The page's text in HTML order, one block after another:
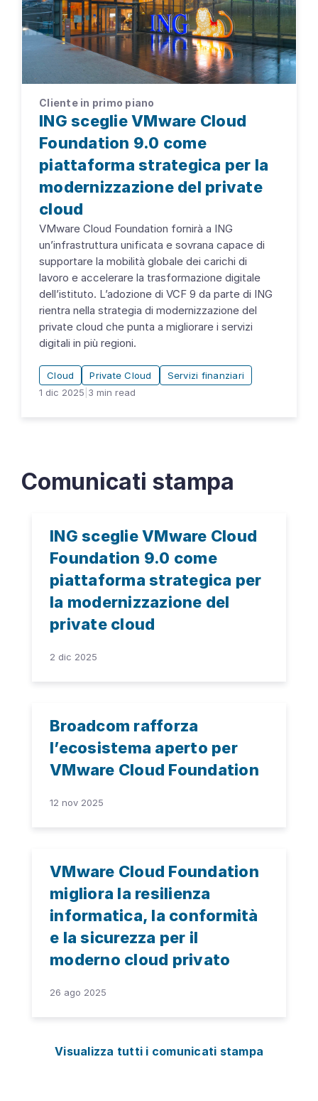
Cliente in primo piano
ING sceglie VMware Cloud
Foundation 9.0 come
piattaforma strategica per la
modernizzazione del private
cloud
VMware Cloud Foundation fornirà a ING
un’infrastruttura unificata e sovrana capace di
supportare la mobilità globale dei carichi di
lavoro e accelerare la trasformazione digitale
dell’istituto. L’adozione di VCF 9 da parte di ING
rientra nella strategia di modernizzazione del
private cloud che punta a migliorare i servizi
digitali in più regioni.
Cloud Private Cloud
Servizi finanziari
1 dic 2025 3 min read
Comunicati stampa
ING sceglie VMware Cloud
Foundation 9.0 come
piattaforma strategica per
la modernizzazione del
private cloud
2 dic 2025
Broadcom rafforza
l’ecosistema aperto per
VMware Cloud Foundation
12 nov 2025
VMware Cloud Foundation
migliora la resilienza
informatica, la conformità
e la sicurezza per il
moderno cloud privato
26 ago 2025
Visualizza tutti i comunicati stampa